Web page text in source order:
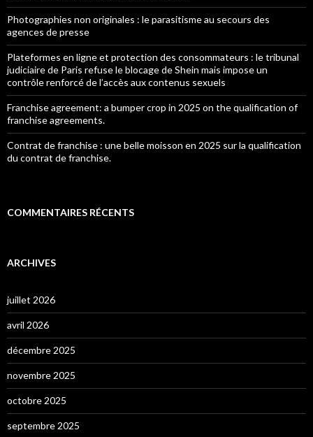
Photographies non originales : le parasitisme au secours des
agences de presse
Plateformes en ligne et protection des consommateurs : le tribunal
judiciaire de Paris refuse le blocage de Shein mais impose un
contrôle renforcé de l’accès aux contenus sexuels
Franchise agreement: a bumper crop in 2025 on the qualification of
franchise agreements.
Contrat de franchise : une belle moisson en 2025 sur la qualification
du contrat de franchise.
COMMENTAIRES RÉCENTS
ARCHIVES
juillet 2026
avril 2026
décembre 2025
novembre 2025
octobre 2025
septembre 2025